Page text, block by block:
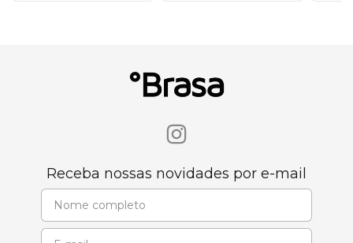
Receba nossas novidades por e-mail